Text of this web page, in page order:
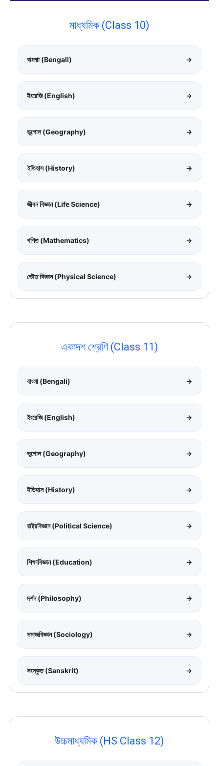
মাধ্যমিক (Class 10)
বাংলাা (Bengali) →
ইংরেজি (English) →
ভূগোল (Geography) →
ইতিহাস (History) →
জীবন বিজ্ঞান (Life Science) →
গণিত (Mathematics) →
ভৌত বিজ্ঞান (Physical Science) →
একাদশ শ্রেণি (Class 11)
বাংলা (Bengali) →
ইংরেজি (English) →
ভূগোল (Geography) →
ইতিহাস (History) →
রাষ্ট্রবিজ্ঞান (Political Science) →
শিক্ষাবিজ্ঞান (Education) →
দর্শন (Philosophy) →
সমাজবিজ্ঞান (Sociology) →
সংস্কৃত (Sanskrit) →
উচ্চমাধ্যমিক (HS Class 12)